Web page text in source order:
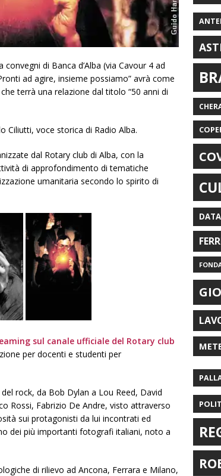
di Banca d’Alba (via Cavour 4 ad
ad agire, insieme possiamo” avrà come
terrà una relazione dal titolo “50 anni di
Ciliutti, voce storica di Radio Alba.
dal Rotary club di Alba, con la
di approfondimento di tematiche
umanitaria secondo lo spirito di
sul canale ufficiale del Rotary club
per docenti e studenti per
rock, da Bob Dylan a Lou Reed, David
Rossi, Fabrizio De Andre, visto attraverso
sui protagonisti da lui incontrati ed
dei più importanti fotografi italiani, noto a
di rilievo ad Ancona, Ferrara e Milano,